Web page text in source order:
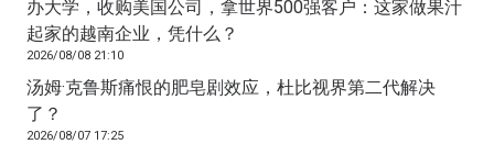
办大学，收购美国公司，拿世界500强客户：这家做果汁
起家的越南企业，凭什么？
2026/08/08 21:10
汤姆·克鲁斯痛恨的肥皂剧效应，杜比视界第二代解决
了？
2026/08/07 17:25